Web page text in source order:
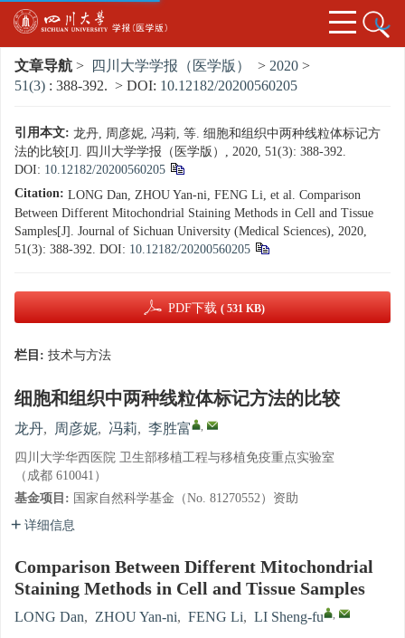
文章导航 > 四川大学学报（医学版） > 2020 >
51(3) : 388-392. > DOI: 10.12182/20200560205
引用本文: 龙丹, 周彦妮, 冯莉, 等. 细胞和组织中两种线粒体标记方
法的比较[J]. 四川大学学报（医学版）, 2020, 51(3): 388-392.
DOI: 10.12182/20200560205
Citation: LONG Dan, ZHOU Yan-ni, FENG Li, et al. Comparison
Between Different Mitochondrial Staining Methods in Cell and Tissue
Samples[J]. Journal of Sichuan University (Medical Sciences), 2020,
51(3): 388-392. DOI: 10.12182/20200560205
PDF下载 ( 531 KB)
栏目: 技术与方法
细胞和组织中两种线粒体标记方法的比较
龙丹, 周彦妮, 冯莉, 李胜富 ,
四川大学华西医院 卫生部移植工程与移植免疫重点实验室
（成都 610041）
基金项目: 国家自然科学基金（No. 81270552）资助
详细信息
Comparison Between Different Mitochondrial
Staining Methods in Cell and Tissue Samples
LONG Dan, ZHOU Yan-ni, FENG Li, LI Sheng-fu ,